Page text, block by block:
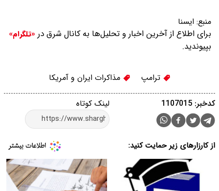
منبع: ایسنا
برای اطلاع از آخرین اخبار و تحلیل‌ها به کانال شرق در «تلگرام»
بپیوندید.
ترامپ مذاکرات ایران و آمریکا
لینک کوتاه کدخبر: 1107015
از کارزارهای زیر حمایت کنید: